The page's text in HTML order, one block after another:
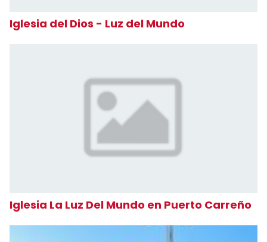
Iglesia del Dios - Luz del Mundo
Iglesia La Luz Del Mundo en Puerto Carreño